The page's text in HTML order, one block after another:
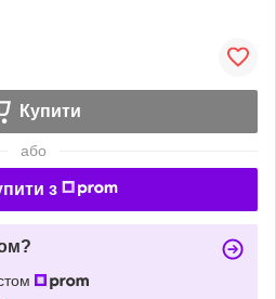
Купити
або
з